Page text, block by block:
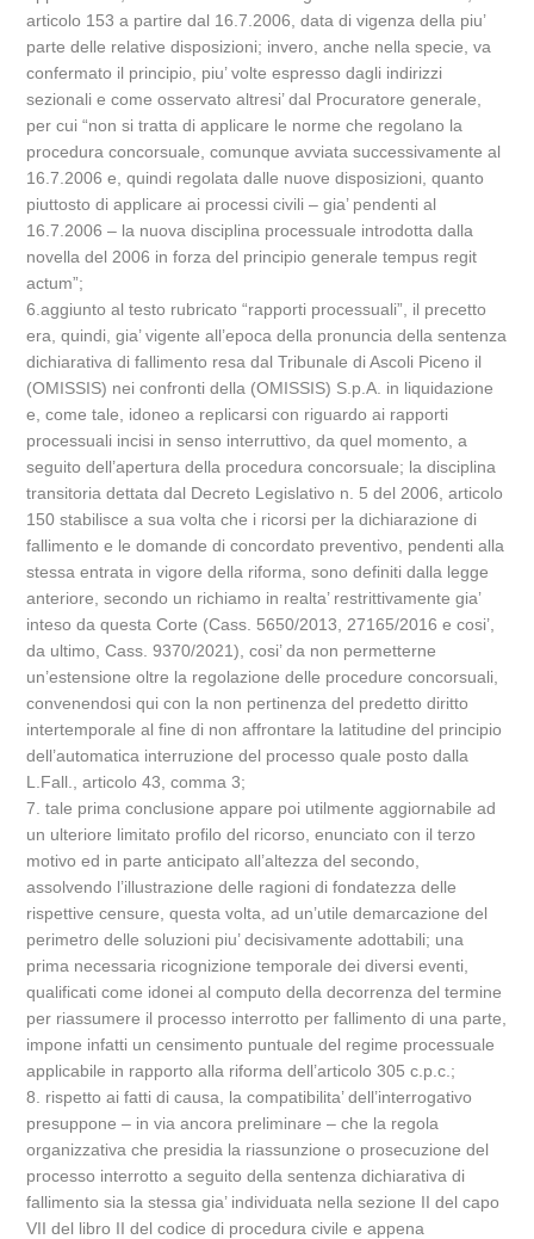
articolo 153 a partire dal 16.7.2006, data di vigenza della piu’
parte delle relative disposizioni; invero, anche nella specie, va
confermato il principio, piu’ volte espresso dagli indirizzi
sezionali e come osservato altresi’ dal Procuratore generale,
per cui “non si tratta di applicare le norme che regolano la
procedura concorsuale, comunque avviata successivamente al
16.7.2006 e, quindi regolata dalle nuove disposizioni, quanto
piuttosto di applicare ai processi civili – gia’ pendenti al
16.7.2006 – la nuova disciplina processuale introdotta dalla
novella del 2006 in forza del principio generale tempus regit
actum”;
6.aggiunto al testo rubricato “rapporti processuali”, il precetto
era, quindi, gia’ vigente all’epoca della pronuncia della sentenza
dichiarativa di fallimento resa dal Tribunale di Ascoli Piceno il
(OMISSIS) nei confronti della (OMISSIS) S.p.A. in liquidazione
e, come tale, idoneo a replicarsi con riguardo ai rapporti
processuali incisi in senso interruttivo, da quel momento, a
seguito dell’apertura della procedura concorsuale; la disciplina
transitoria dettata dal Decreto Legislativo n. 5 del 2006, articolo
150 stabilisce a sua volta che i ricorsi per la dichiarazione di
fallimento e le domande di concordato preventivo, pendenti alla
stessa entrata in vigore della riforma, sono definiti dalla legge
anteriore, secondo un richiamo in realta’ restrittivamente gia’
inteso da questa Corte (Cass. 5650/2013, 27165/2016 e cosi’,
da ultimo, Cass. 9370/2021), cosi’ da non permetterne
un’estensione oltre la regolazione delle procedure concorsuali,
convenendosi qui con la non pertinenza del predetto diritto
intertemporale al fine di non affrontare la latitudine del principio
dell’automatica interruzione del processo quale posto dalla
L.Fall., articolo 43, comma 3;
7. tale prima conclusione appare poi utilmente aggiornabile ad
un ulteriore limitato profilo del ricorso, enunciato con il terzo
motivo ed in parte anticipato all’altezza del secondo,
assolvendo l’illustrazione delle ragioni di fondatezza delle
rispettive censure, questa volta, ad un’utile demarcazione del
perimetro delle soluzioni piu’ decisivamente adottabili; una
prima necessaria ricognizione temporale dei diversi eventi,
qualificati come idonei al computo della decorrenza del termine
per riassumere il processo interrotto per fallimento di una parte,
impone infatti un censimento puntuale del regime processuale
applicabile in rapporto alla riforma dell’articolo 305 c.p.c.;
8. rispetto ai fatti di causa, la compatibilita’ dell’interrogativo
presuppone – in via ancora preliminare – che la regola
organizzativa che presidia la riassunzione o prosecuzione del
processo interrotto a seguito della sentenza dichiarativa di
fallimento sia la stessa gia’ individuata nella sezione II del capo
VII del libro II del codice di procedura civile e appena